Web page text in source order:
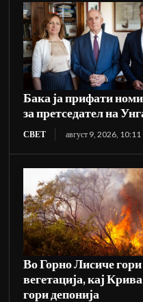
Бака ја прифати
за претседател на
СВЕТ август 9, 2026, 10:11
Во Горно Лисиче
вегетација, кај
гори депонија